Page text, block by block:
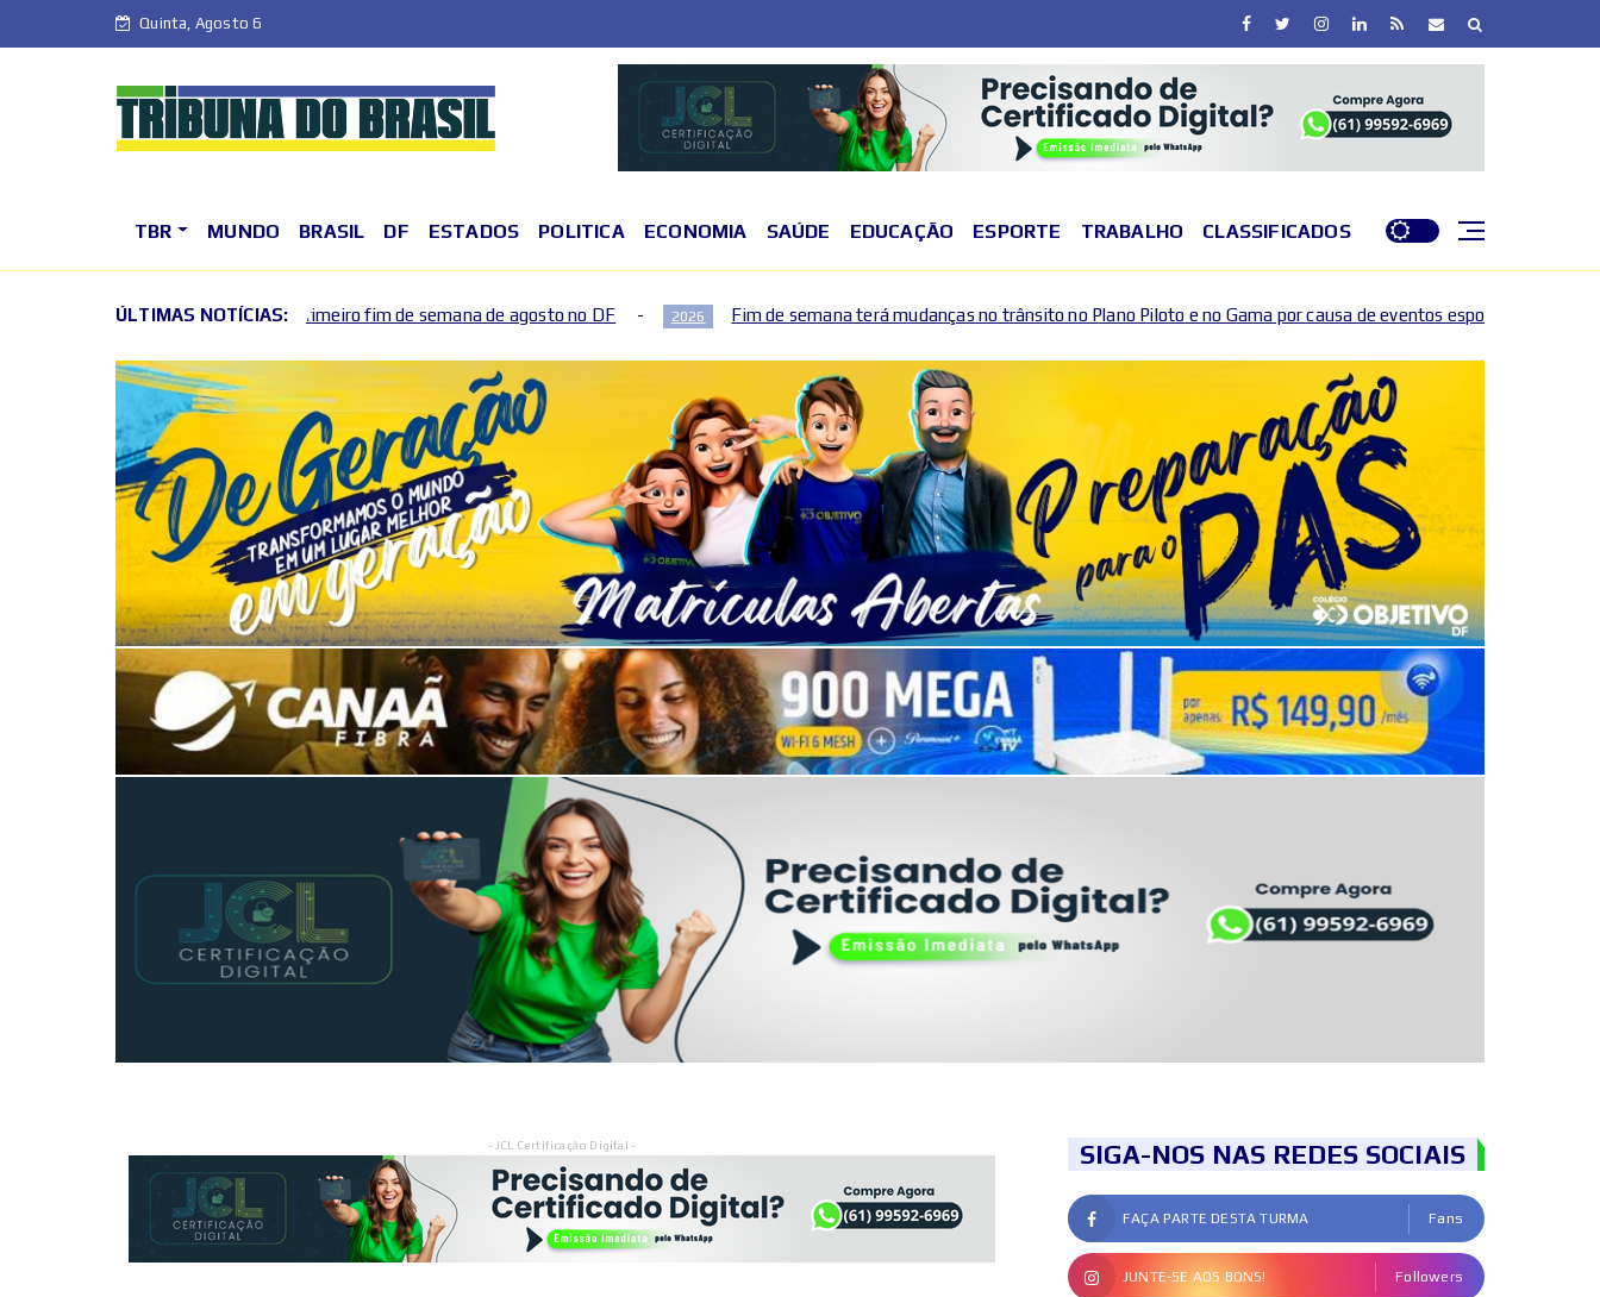
Quinta, Agosto 6
TBR MUNDO BRASIL DF ESTADOS POLITICA ECONOMIA SAÚDE EDUCAÇÃO ESPORTE TRABALHO CLASSIFICADOS
ÚLTIMAS NOTÍCIAS:
o primeiro fim de semana de agosto no DF 2026 Fim de semana terá mudanças no trânsito no Plano Piloto e no Gama por causa de eventos esportivos e culturais 2026
- JCL Certificação Digital - SIGA-NOS NAS REDES SOCIAIS
FAÇA PARTE DESTA TURMA Fans
JUNTE-SE AOS BONS! Followers